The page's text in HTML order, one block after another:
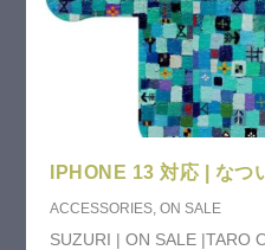
IPHONE 13 対応 | なつ
ACCESSORIES ,ON SALE
SUZURI | ON SALE |TARO